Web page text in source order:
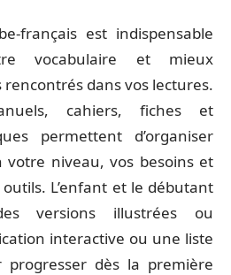
français est indispensable
vocabulaire et mieux
dans vos lectures.
cahiers, fiches et
permettent d’organiser
votre niveau, vos besoins et
L’enfant et le débutant
versions illustrées ou
interactive ou une liste
progresser dès la première